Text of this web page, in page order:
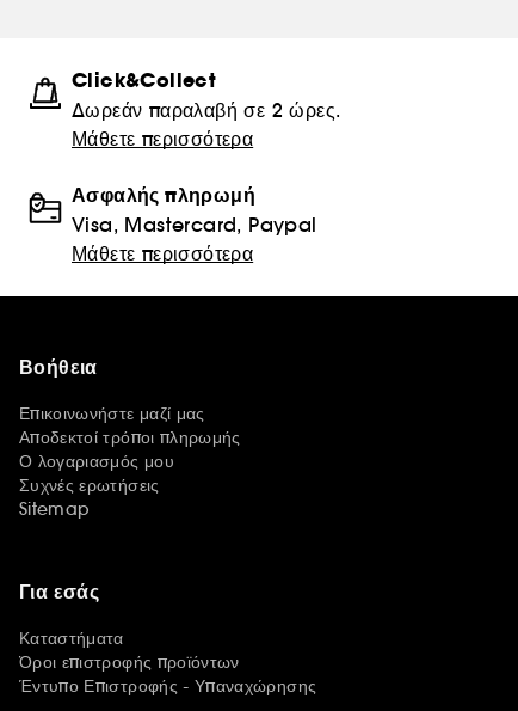
Click&Collect
Δωρεάν παραλαβή σε 2 ώρες.
Μάθετε περισσότερα
Ασφαλής πληρωμή
Visa, Mastercard, Paypal
Μάθετε περισσότερα
Βοήθεια
Επικοινωνήστε μαζί μας
Αποδεκτοί τρόποι πληρωμής
Ο λογαριασμός μου
Συχνές ερωτήσεις
Sitemap
Για εσάς
Καταστήματα
Όροι επιστροφής προϊόντων
Έντυπο Επιστροφής - Υπαναχώρησης